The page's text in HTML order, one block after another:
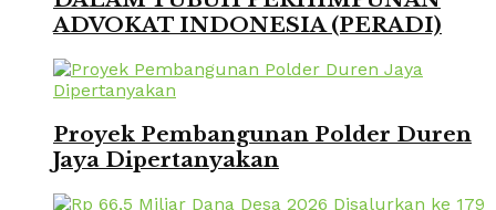
ADVOKAT INDONESIA (PERADI)
Proyek Pembangunan Polder Duren
Jaya Dipertanyakan